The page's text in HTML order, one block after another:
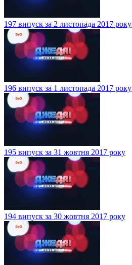
197 випуск за 2 листопада 2017 року
196 випуск за 1 листопада 2017 року
195 випуск за 31 жовтня 2017 року
194 випуск за 30 жовтня 2017 року